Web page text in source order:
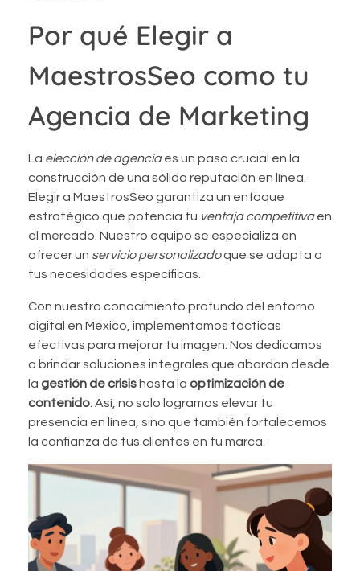
Por qué Elegir a
MaestrosSeo como tu
Agencia de Marketing
La elección de agenciaes un paso crucial en la
construcción de una sólida reputación en línea.
Elegir a MaestrosSeo garantiza un enfoque
estratégico que potencia tu ventaja competitivaen
el mercado. Nuestro equipo se especializa en
ofrecer un servicio personalizadoque se adapta a
tus necesidades específicas.
Con nuestro conocimiento profundo del entorno
digital en México, implementamos tácticas
efectivas para mejorar tu imagen. Nos dedicamos
a brindar soluciones integrales que abordan desde
la gestión de crisis hasta la optimización de
contenido . Así, no solo logramos elevar tu
presencia en línea, sino que también fortalecemos
la confianza de tus clientes en tu marca.